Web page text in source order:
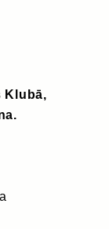
Klubā,